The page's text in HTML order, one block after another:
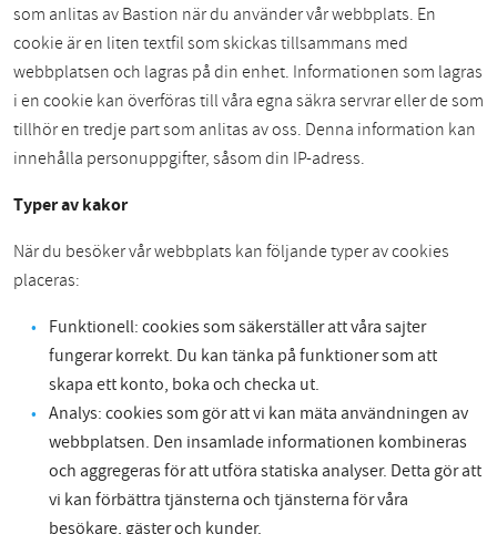
som anlitas av Bastion när du använder vår webbplats. En
cookie är en liten textfil som skickas tillsammans med
webbplatsen och lagras på din enhet. Informationen som lagras
i en cookie kan överföras till våra egna säkra servrar eller de som
tillhör en tredje part som anlitas av oss. Denna information kan
innehålla personuppgifter, såsom din IP-adress.
Typer av kakor
När du besöker vår webbplats kan följande typer av cookies
placeras:
Funktionell: cookies som säkerställer att våra sajter
fungerar korrekt. Du kan tänka på funktioner som att
skapa ett konto, boka och checka ut.
Analys: cookies som gör att vi kan mäta användningen av
webbplatsen. Den insamlade informationen kombineras
och aggregeras för att utföra statiska analyser. Detta gör att
vi kan förbättra tjänsterna och tjänsterna för våra
besökare, gäster och kunder.